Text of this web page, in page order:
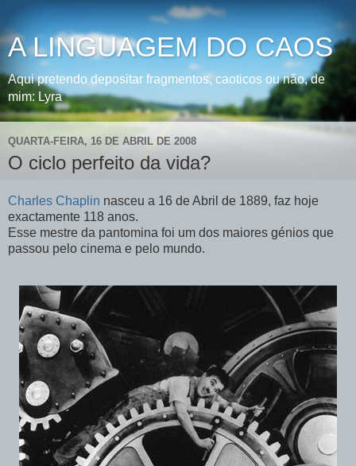
A LINGUAGEM DO CAOS
Aqui pretendo depositar fragmentos, caoticos ou não, de
mim: Lyra
QUARTA-FEIRA, 16 DE ABRIL DE 2008
O ciclo perfeito da vida?
Charles Chaplin nasceu a 16 de Abril de 1889, faz hoje
exactamente 118 anos.
Esse mestre da pantomina foi um dos maiores génios que
passou pelo cinema e pelo mundo.